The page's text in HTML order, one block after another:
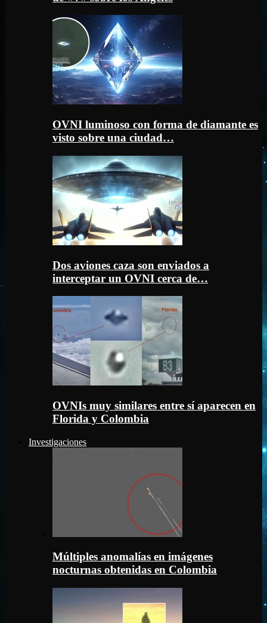
OVNI luminoso con forma de diamante es
visto sobre una ciudad…
Dos aviones caza son enviados a
interceptar un OVNI cerca de…
OVNIs muy similares entre sí aparecen en
Florida y Colombia
Investigaciones
Múltiples anomalías en imágenes
nocturnas obtenidas en Colombia